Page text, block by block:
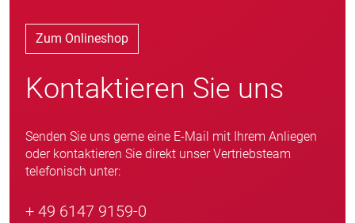
Zum Onlineshop
Kontaktieren Sie uns
Senden Sie uns gerne eine E-Mail mit Ihrem Anliegen
oder kontaktieren Sie direkt unser Vertriebsteam
telefonisch unter:
+ 49 6147 9159-0